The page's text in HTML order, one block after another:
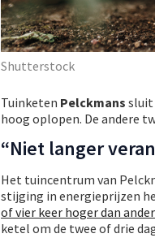
Shutterstock
Tuinketen Pelckmans sluit
hoog oplopen. De andere
“Niet langer
Het tuincentrum van
stijging in energieprijzen
of vier keer hoger dan
ketel om de twee of drie